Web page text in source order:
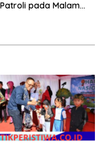
pada Malam